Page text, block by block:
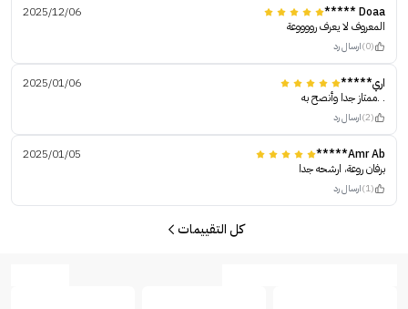
Doaa *****
2025/12/06
المعروف لا يعرف رووووعة
(0) ارسال رد
اري*****
2025/01/06
. .ممتاز جدا وأنصح به
(2) ارسال رد
Amr Ab*****
2025/01/05
برفان روعة، ارشحه جدا
(1) ارسال رد
كل التقييمات